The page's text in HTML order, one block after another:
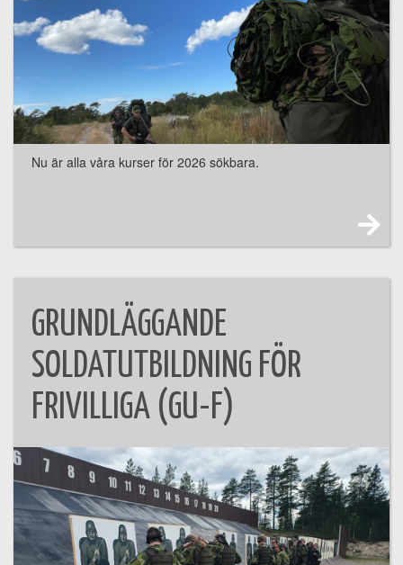
Nu är alla våra kurser för 2026 sökbara.
GRUNDLÄGGANDE
SOLDATUTBILDNING FÖR
FRIVILLIGA (GU-F)